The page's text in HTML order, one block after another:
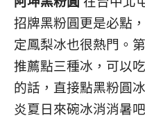
招牌黑粉圓更是必點
定鳳梨冰也很熱門。
推薦點三種冰，可以
的話，直接點黑粉圓
炎夏日來碗冰消消暑